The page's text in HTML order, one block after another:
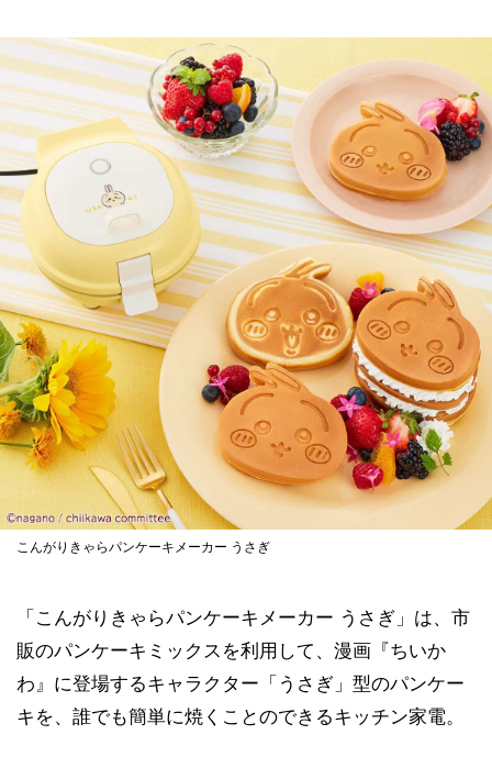
こんがりきゃらパンケーキメーカー うさぎ
「こんがりきゃらパンケーキメーカー うさぎ」は、市
販のパンケーキミックスを利用して、漫画『ちいか
わ』に登場するキャラクター「うさぎ」型のパンケー
キを、誰でも簡単に焼くことのできるキッチン家電。